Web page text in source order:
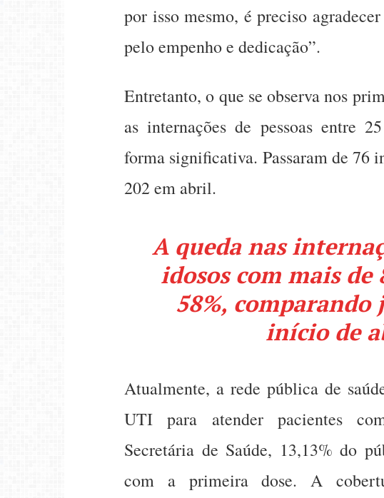
por isso mesmo, é preciso
pelo empenho e dedicação”.
Entretanto, o que se observa nos
as internações de pessoas entre
forma significativa. Passaram de 76
202 em abril.
A queda nas
idosos com mais de
58%, comparando
início de
Atualmente, a rede pública de
UTI para atender pacientes
Secretária de Saúde, 13,13% do
com a primeira dose. A